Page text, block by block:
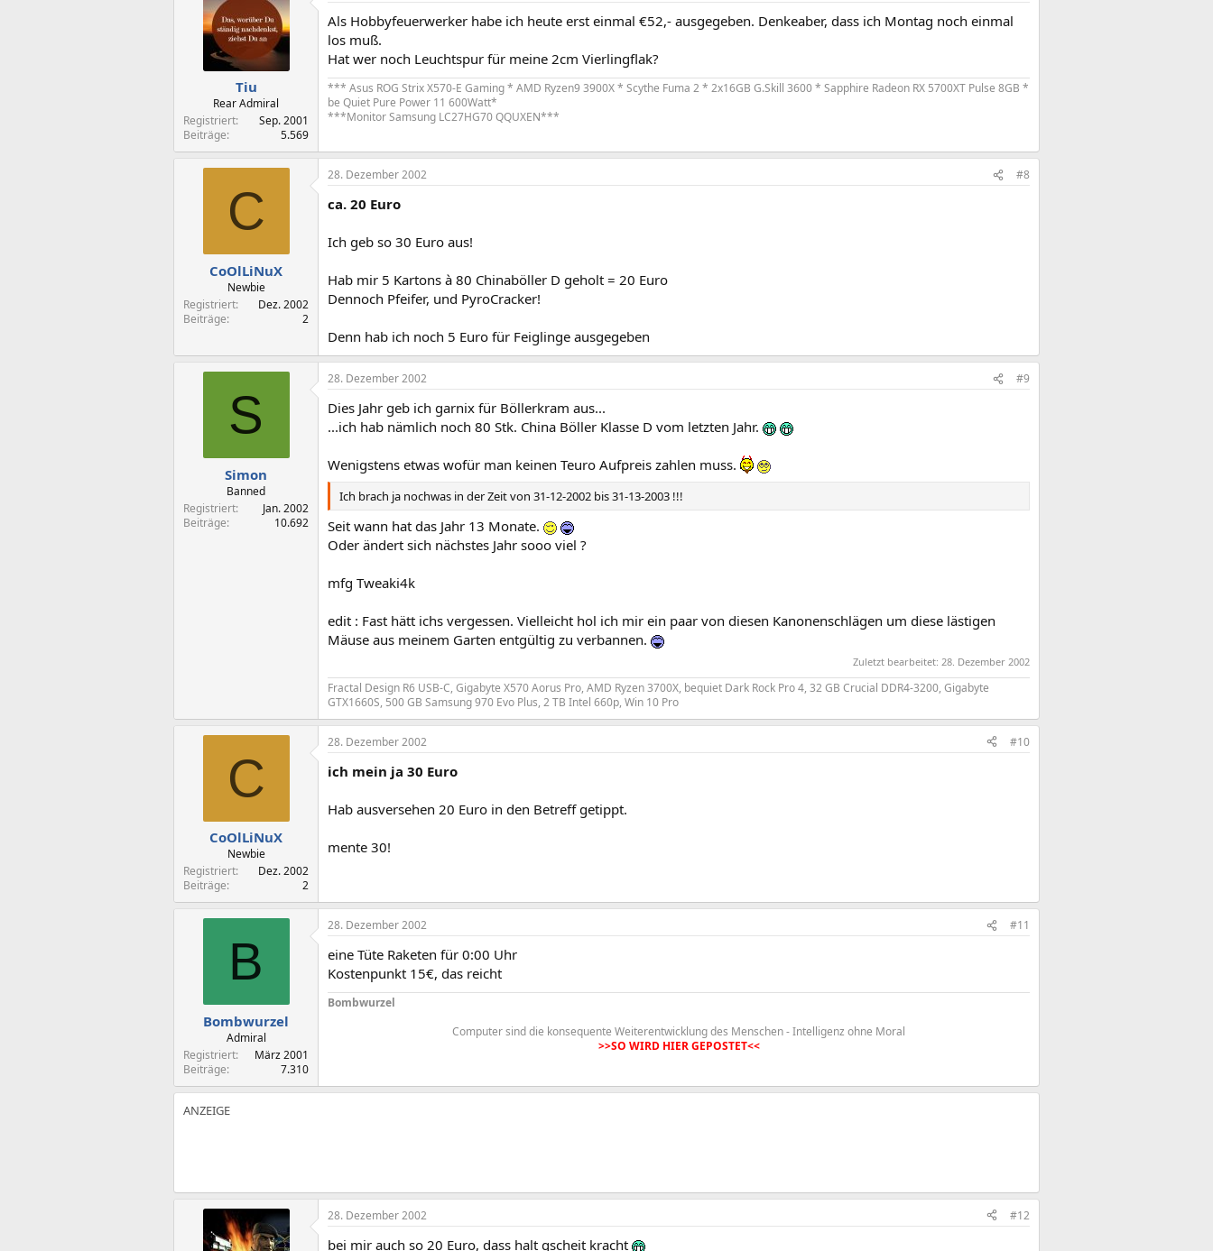
Tiu
Rear Admiral
Registriert
Sep. 2001
Beiträge
5.569
Als Hobbyfeuerwerker habe ich heute erst einmal €52,- ausgegeben. Denkeaber, dass ich Montag noch einmal
los muß.
Hat wer noch Leuchtspur für meine 2cm Vierlingflak?
*** Asus ROG Strix X570-E Gaming * AMD Ryzen9 3900X * Scythe Fuma 2 * 2x16GB G.Skill 3600 * Sapphire Radeon RX 5700XT Pulse 8GB *
be Quiet Pure Power 11 600Watt*
***Monitor Samsung LC27HG70 QQUXEN***
C
CoOlLiNuX
Newbie
Registriert
Dez. 2002
Beiträge
2
28. Dezember 2002 #8
ca. 20 Euro
Ich geb so 30 Euro aus!
Hab mir 5 Kartons à 80 Chinaböller D geholt = 20 Euro
Dennoch Pfeifer, und PyroCracker!
Denn hab ich noch 5 Euro für Feiglinge ausgegeben
S
Simon
Banned
Registriert
Jan. 2002
Beiträge
10.692
28. Dezember 2002 #9
Dies Jahr geb ich garnix für Böllerkram aus...
...ich hab nämlich noch 80 Stk. China Böller Klasse D vom letzten Jahr.
Wenigstens etwas wofür man keinen Teuro Aufpreis zahlen muss.
Ich brach ja nochwas in der Zeit von 31-12-2002 bis 31-13-2003 !!!
Seit wann hat das Jahr 13 Monate.
Oder ändert sich nächstes Jahr sooo viel ?
mfg Tweaki4k
edit : Fast hätt ichs vergessen. Vielleicht hol ich mir ein paar von diesen Kanonenschlägen um diese lästigen
Mäuse aus meinem Garten entgültig zu verbannen.
Zuletzt bearbeitet: 28. Dezember 2002
Fractal Design R6 USB-C, Gigabyte X570 Aorus Pro, AMD Ryzen 3700X, bequiet Dark Rock Pro 4, 32 GB Crucial DDR4-3200, Gigabyte
GTX1660S, 500 GB Samsung 970 Evo Plus, 2 TB Intel 660p, Win 10 Pro
C
CoOlLiNuX
Newbie
Registriert
Dez. 2002
Beiträge
2
28. Dezember 2002 #10
ich mein ja 30 Euro
Hab ausversehen 20 Euro in den Betreff getippt.
mente 30!
B
Bombwurzel
Admiral
Registriert
März 2001
Beiträge
7.310
28. Dezember 2002 #11
eine Tüte Raketen für 0:00 Uhr
Kostenpunkt 15€, das reicht
Bombwurzel
Computer sind die konsequente Weiterentwicklung des Menschen - Intelligenz ohne Moral
>>SO WIRD HIER GEPOSTET<<
28. Dezember 2002 #12
bei mir auch so 20 Euro, dass halt gscheit kracht